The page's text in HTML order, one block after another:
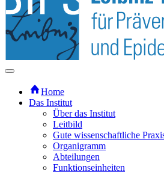
Home
Das Institut
Über das Institut
Leitbild
Gute wissenschaftliche
Organigramm
Abteilungen
Funktionseinheiten